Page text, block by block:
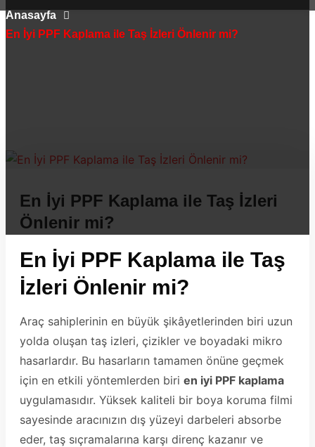
Anasayfa
En İyi PPF Kaplama ile Taş İzleri Önlenir mi?
En İyi PPF Kaplama ile Taş İzleri
Önlenir mi?
En İyi PPF Kaplama ile Taş
İzleri Önlenir mi?
Araç sahiplerinin en büyük şikâyetlerinden biri uzun
yolda oluşan taş izleri, çizikler ve boyadaki mikro
hasarlardır. Bu hasarların tamamen önüne geçmek
için en etkili yöntemlerden biri en iyi PPF kaplama
uygulamasıdır. Yüksek kaliteli bir boya koruma filmi
sayesinde aracınızın dış yüzeyi darbeleri absorbe
eder, taş sıçramalarına karşı direnç kazanır ve